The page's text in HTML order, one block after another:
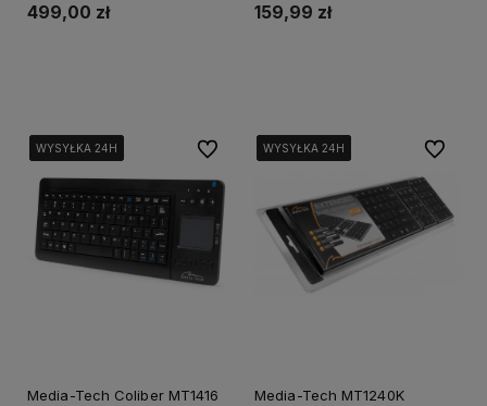
499,00 zł 159,99 zł
WYSYŁKA 24H
WYSYŁKA 24H
WYSYŁKA 24H
WYSYŁKA 24H
WYSYŁKA 24H
Media-Tech Coliber MT1416
Do ulubionychWYSYŁKA 24H
WYSYŁKA 24H
WYSYŁKA 24H
WYSYŁKA 24H
WYSYŁKA 24H
Media-Tech MT1240K
Do